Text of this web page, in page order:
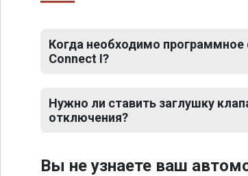
Когда необходимо
Connect I?
Нужно ли ставить заглушку
отключения?
Вы не узнаете ваш